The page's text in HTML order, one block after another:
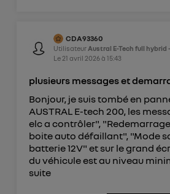
CDA93360
Utilisateur Austral E-Tech full hybrid -
Le 21 avril 2026à 15:43
plusieurs messages et
Bonjour, je suis tombé en
AUSTRAL E-tech 200, les
elc a contrôler",
boite auto défaillant", "Mode
batterie 12V" et sur le grand
du véhicule est au niveau
suite